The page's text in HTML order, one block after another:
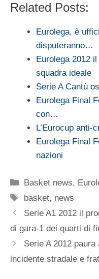
Related Posts:
Eurolega, è
disputeranno…
Eurolega 2012
squadra ideale
Serie A Cantù
Eurolega Final
con…
L’Eurocup anti-
Eurolega Final
nazioni
Categorie
Basket news,
Tag
basket, news
Serie A1 2012 il
di gara-1 dei quarti di
Serie A 2012
incidente stradale e